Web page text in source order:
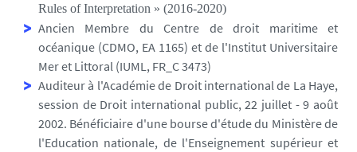
Rules of Interpretation » (2016-2020)
Ancien Membre du Centre de droit maritime et
océanique (CDMO, EA 1165) et de l'Institut Universitaire
Mer et Littoral (IUML, FR_C 3473)
Auditeur à l'Académie de Droit international de La Haye,
session de Droit international public, 22 juillet - 9 août
2002. Bénéficiaire d'une bourse d'étude du Ministère de
l'Education nationale, de l'Enseignement supérieur et